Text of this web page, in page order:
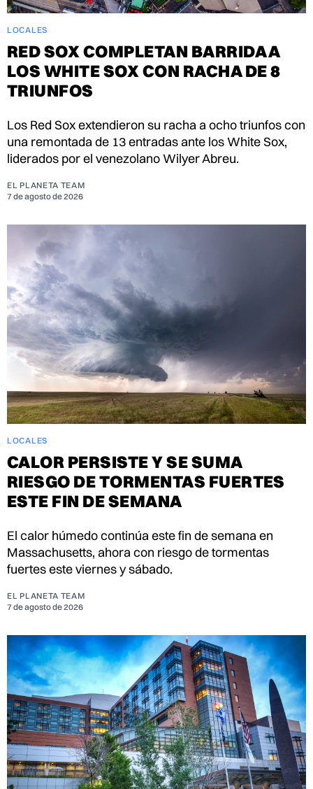
LOCALES
RED SOX COMPLETAN BARRIDA A
LOS WHITE SOX CON RACHA DE 8
TRIUNFOS
Los Red Sox extendieron su racha a ocho triunfos con
una remontada de 13 entradas ante los White Sox,
liderados por el venezolano Wilyer Abreu.
EL PLANETA TEAM
7 de agosto de 2026
LOCALES
CALOR PERSISTE Y SE SUMA
RIESGO DE TORMENTAS FUERTES
ESTE FIN DE SEMANA
El calor húmedo continúa este fin de semana en
Massachusetts, ahora con riesgo de tormentas
fuertes este viernes y sábado.
EL PLANETA TEAM
7 de agosto de 2026